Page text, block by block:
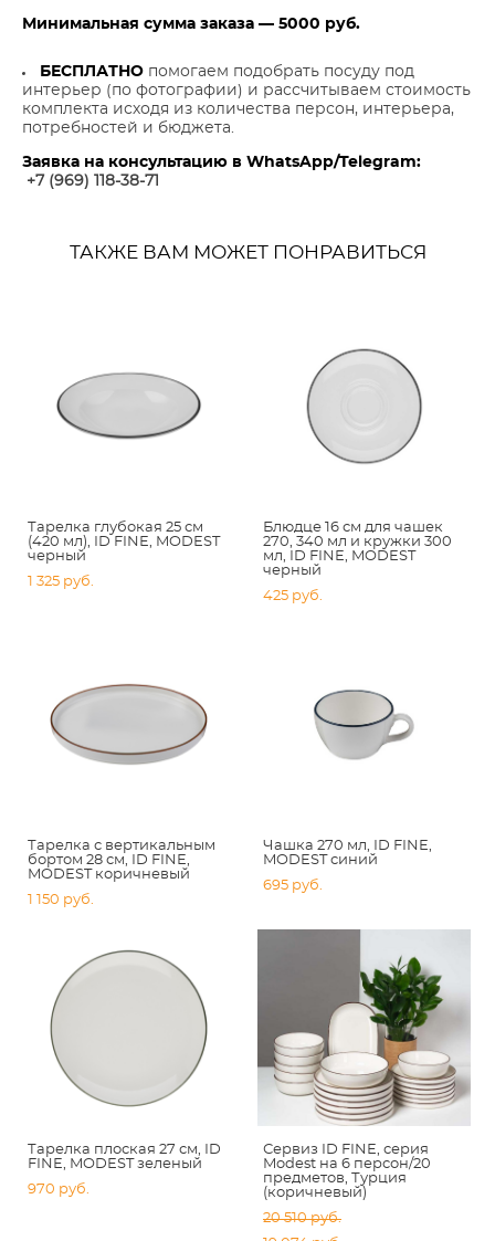
Минимальная сумма заказа — 5000 руб.
БЕСПЛАТНО помогаем подобрать посуду под
интерьер (по фотографии) и рассчитываем стоимость
комплекта исходя из количества персон, интерьера,
потребностей и бюджета.
Заявка на консультацию в WhatsApp/Telegram:
+7 (969) 118-38-7
ТАКЖЕ ВАМ МОЖЕТ ПОНРАВИТЬСЯ
Тарелка глубокая 25 см
(420 мл), ID FINE, MODEST
черный
1 325 pуб.
Блюдце 16 см для чашек
270, 340 мл и кружки 300
мл, ID FINE, MODEST
черный
425 pуб.
Тарелка с вертикальным
бортом 28 см, ID FINE,
MODEST коричневый
1 150 pуб.
Чашка 270 мл, ID FINE,
MODEST синий
695 pуб.
Тарелка плоская 27 см, ID
FINE, MODEST зеленый
970 pуб.
Сервиз ID FINE, серия
Modest на 6 персон/20
предметов, Турция
(коричневый)
20 510 pуб.